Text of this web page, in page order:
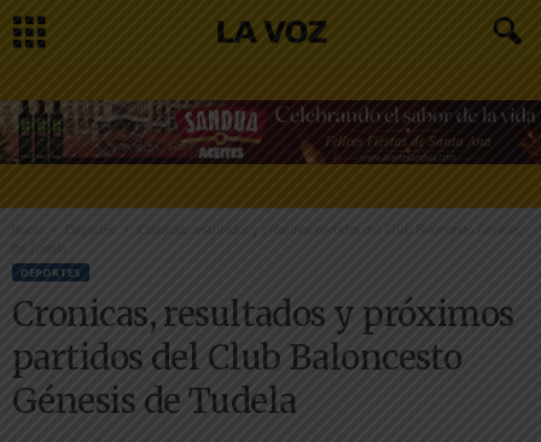
Inicio
Cronicas, resultados y próximos partidos del Club Baloncesto Génesis
DEPORTES
Cronicas, resultados y próximos
partidos del Club Baloncesto
Génesis de Tudela